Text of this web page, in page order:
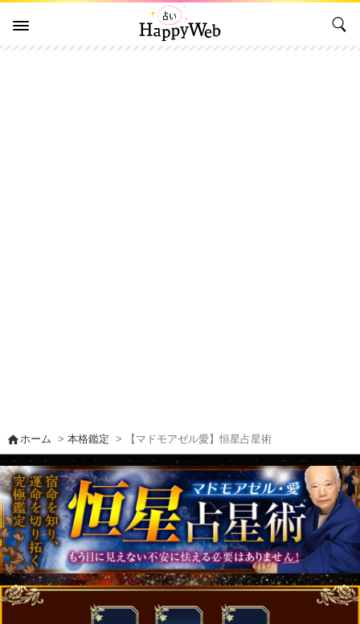
homeホーム >本格鑑定 > 【マドモアゼル愛】恒星占星術